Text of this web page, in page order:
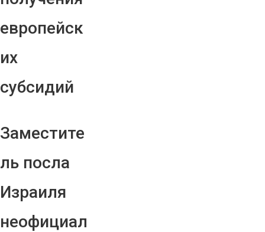
европейск
их
субсидий
Заместите
ль посла
Израиля
неофициал